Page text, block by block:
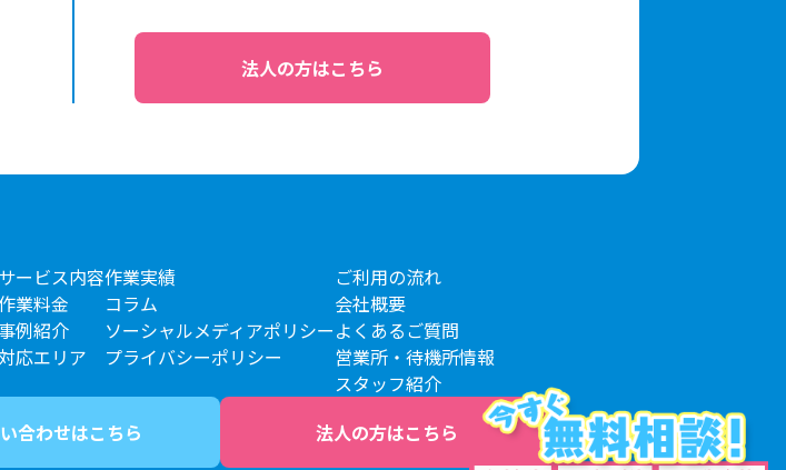
法人の方はこちら
サービス内容
業料金
事例紹介
応エリア
作業実績
コラム
ソーシャルメディアポリシー
プライバシーポリシー
ご利用の流れ
会社概要
よくあるご質問
営業所・待機所情報
スタッフ紹介
合わせはこちら
法人の方はこちら